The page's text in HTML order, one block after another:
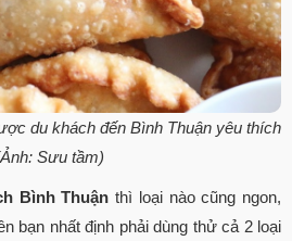
du khách đến Bình Thuận yêu thích
Sưu tầm)
Bình Thuận thì loại nào cũng ngon,
bạn nhất định phải dùng thử cả 2 loại